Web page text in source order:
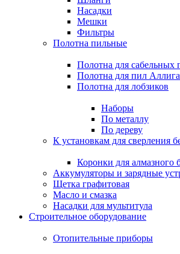
Насадки
Мешки
Фильтры
Полотна пильные
Полотна для сабельных
Полотна для пил
Полотна для лобзиков
Наборы
По металлу
По дереву
К установкам для сверления
Коронки для алмазного
Аккумуляторы и зарядные
Щетка графитовая
Масло и смазка
Насадки для мультитула
Строительное оборудование
Отопительные приборы